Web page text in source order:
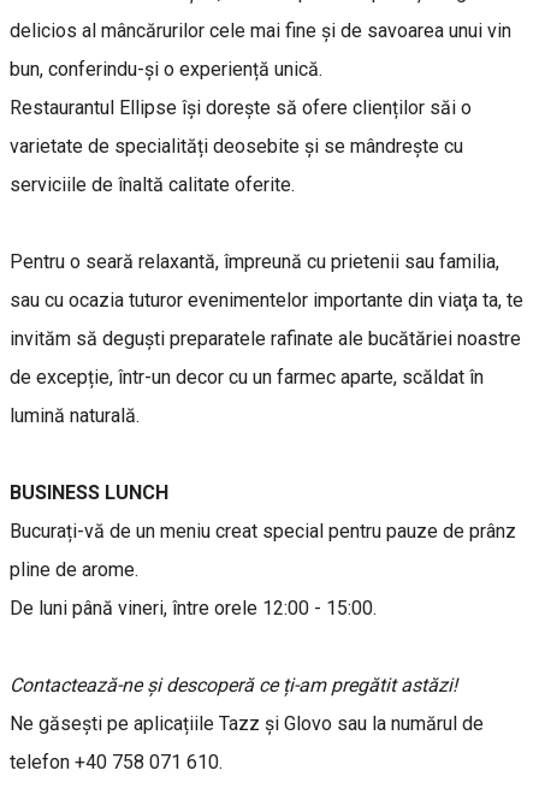
delicios al mâncărurilor cele mai fine şi de savoarea unui vin
bun, conferindu-și o experiență unică.
Restaurantul Ellipse își dorește să ofere clienților săi o
varietate de specialități deosebite și se mândrește cu
serviciile de înaltă calitate oferite.
Pentru o seară relaxantă, împreună cu prietenii sau familia,
sau cu ocazia tuturor evenimentelor importante din viaţa ta, te
invităm să deguști preparatele rafinate ale bucătăriei noastre
de excepție, într-un decor cu un farmec aparte, scăldat în
lumină naturală.
BUSINESS LUNCH
Bucurați-vă de un meniu creat special pentru pauze de prânz
pline de arome.
De luni până vineri, între orele 12:00 - 15:00.
Contactează-ne și descoperă ce ți-am pregătit astăzi!
Ne găsești pe aplicațiile Tazz și Glovo sau la numărul de
telefon +40 758 071 610.